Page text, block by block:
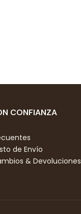
CONFIANZA
de Envío
& Devoluciones